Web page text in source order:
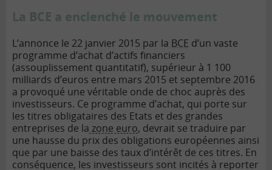
La BCE a enclenché le mouvement
L’annonce le 22 janvier 2015 par la BCE d’un vaste
programme d’achat d’actifs financiers
(assouplissement quantitatif), supérieur à 1 100
milliards d’euros entre mars 2015 et septembre 2016
a provoqué une véritable onde de choc auprès des
investisseurs. Ce programme d’achat, qui porte sur
les titres obligataires des Etats et des grandes
entreprises de la zone euro, devrait se traduire par
une hausse du prix des obligations européennes ainsi
que par une baisse des taux d’intérêt de ces titres. En
conséquence, les investisseurs sont incités à reporter